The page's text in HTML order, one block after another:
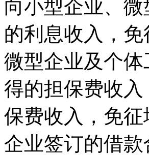
向小型企业、
的利息收入，
微型企业及个
得的担保费收
保费收入，免
企业签订的借